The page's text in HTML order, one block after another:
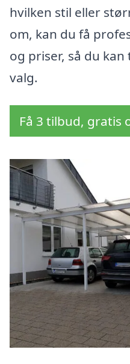
hvilken stil eller
om, kan du få
og priser, så du
valg.
Få 3 tilbud, gratis